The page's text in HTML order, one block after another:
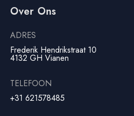
Over Ons
ADRES
Frederik Hendrikstraat 10
4132 GH Vianen
TELEFOON
+31 621578485